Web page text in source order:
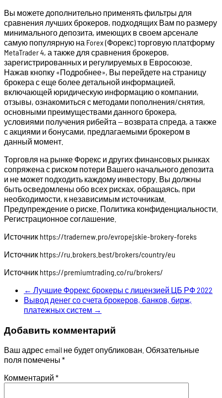
Вы можете дополнительно применять фильтры для
сравнения лучших брокеров, подходящих Вам по размеру
минимального депозита, имеющих в своем арсенале
самую популярную на Forex (Форекс) торговую платформу
MetaTrader 4, а также для сравнения брокеров,
зарегистрированных и регулируемых в Евросоюзе.
Нажав кнопку «Подробнее», Вы перейдете на страницу
брокера с еще более детальной информацией,
включающей юридическую информацию о компании,
отзывы, ознакомиться с методами пополнения/снятия,
основными преимуществами данного брокера,
условиями получения рибейта — возврата спреда, а также
с акциями и бонусами, предлагаемыми брокером в
данный момент.
Торговля на рынке Форекс и других финансовых рынках
сопряжена с риском потери Вашего начального депозита
и не может подходить каждому инвестору. Вы должны
быть осведомлены обо всех рисках, обращаясь, при
необходимости, к независимым источникам.
Предупреждение о риске. Политика конфиденциальности.
Регистрационное соглашение.
Источник https://tradernew.pro/evropejskie-brokery-foreks
Источник https://ru.brokers.best/brokers/country/eu
Источник https://premiumtrading.co/ru/brokers/
← Лучшие Форекс брокеры с лицензией ЦБ РФ 2022
Вывод денег со счета брокеров, банков, бирж,
платежных систем →
Добавить комментарий
Ваш адрес email не будет опубликован. Обязательные
поля помечены *
Комментарий *